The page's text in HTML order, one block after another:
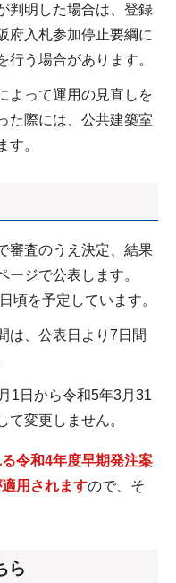
判明した場合は、登録
府入札参加停止要綱に
う場合があります。
よって運用の見直しを
た際には、公共建築室
す。
審査のうえ決定、結果
ージで公表します。
頃を予定しています。
は、公表日より7日間
1日から令和5年3月31
て変更しません。
令和4年度早期発注案
用されますので、そ
ら